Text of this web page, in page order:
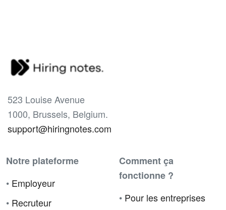
523 Louise Avenue
1000, Brussels, Belgium.
support@hiringnotes.com
Notre plateforme
• Employeur
• Recruteur
Comment ça
fonctionne ?
• Pour les entreprises